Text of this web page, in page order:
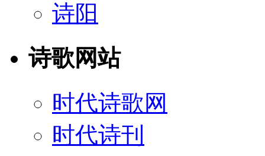
诗阳
诗歌网站
时代诗歌网
时代诗刊